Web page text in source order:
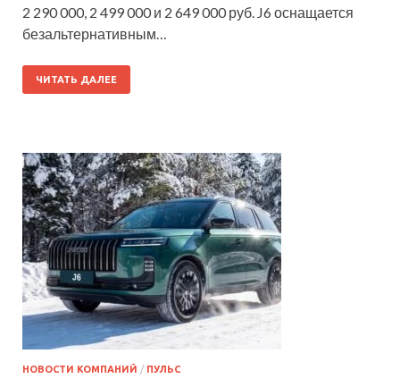
2 290 000, 2 499 000 и 2 649 000 руб. J6 оснащается
безальтернативным…
ЧИТАТЬ ДАЛЕЕ
НОВОСТИ КОМПАНИЙ / ПУЛЬС